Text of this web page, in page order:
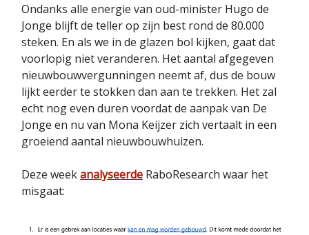
Ondanks alle energie van oud-minister Hugo de
Jonge blijft de teller op zijn best rond de 80.000
steken. En als we in de glazen bol kijken, gaat dat
voorlopig niet veranderen. Het aantal afgegeven
nieuwbouwvergunningen neemt af, dus de bouw
lijkt eerder te stokken dan aan te trekken. Het zal
echt nog even duren voordat de aanpak van De
Jonge en nu van Mona Keijzer zich vertaalt in een
groeiend aantal nieuwbouwhuizen.
Deze weekanalyseerde RaboResearch waar het
misgaat: